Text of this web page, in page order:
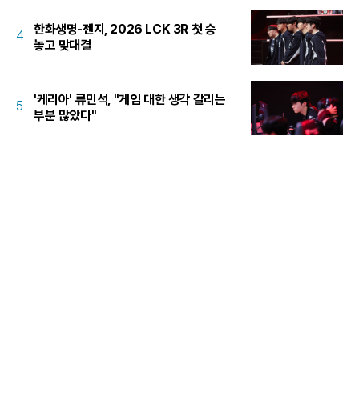
4
한화생명-젠지, 2026 LCK 3R 첫 승
놓고 맞대결
5
'케리아' 류민석, "게임 대한 생각 갈리는
부분 많았다"